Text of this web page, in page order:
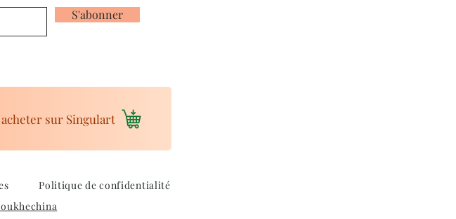
S'abonner
sur Singulart
Politique de confidentialité